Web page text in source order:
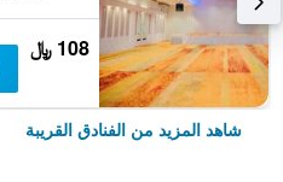
108 ﷼
شاهد المزيد من الفنادق القريبة